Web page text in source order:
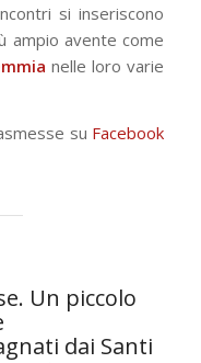
si inseriscono
ampio avente come
nelle loro varie
su Facebook
Un piccolo
dai Santi